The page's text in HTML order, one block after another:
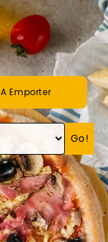
A Emporter
Go!